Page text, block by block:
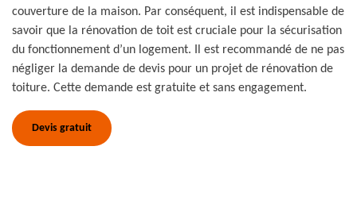
couverture de la maison. Par conséquent, il est indispensable de
savoir que la rénovation de toit est cruciale pour la sécurisation
du fonctionnement d’un logement. Il est recommandé de ne pas
négliger la demande de devis pour un projet de rénovation de
toiture. Cette demande est gratuite et sans engagement.
Devis gratuit